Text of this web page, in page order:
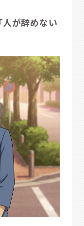
が辞めない